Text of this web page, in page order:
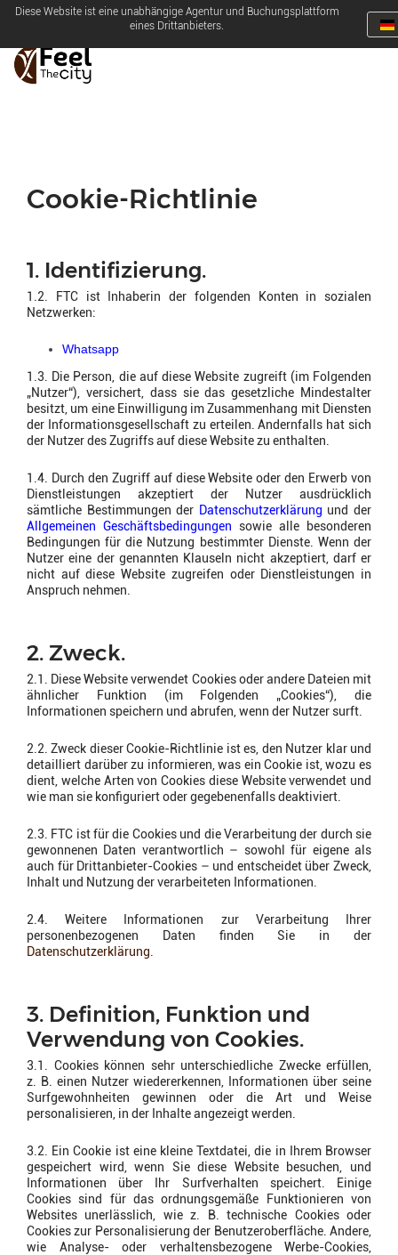
Diese Website ist eine unabhängige Agentur und Buchungsplattform
eines Drittanbieters.
Cookie-Richtlinie
1. Identifizierung.
1.2. FTC ist Inhaberin der folgenden Konten in sozialen
Netzwerken:
Whatsapp
1.3. Die Person, die auf diese Website zugreift (im Folgenden
„Nutzer“), versichert, dass sie das gesetzliche Mindestalter
besitzt, um eine Einwilligung im Zusammenhang mit Diensten
der Informationsgesellschaft zu erteilen. Andernfalls hat sich
der Nutzer des Zugriffs auf diese Website zu enthalten.
1.4. Durch den Zugriff auf diese Website oder den Erwerb von
Dienstleistungen akzeptiert der Nutzer ausdrücklich
sämtliche Bestimmungen der Datenschutzerklärung und der
Allgemeinen Geschäftsbedingungen sowie alle besonderen
Bedingungen für die Nutzung bestimmter Dienste. Wenn der
Nutzer eine der genannten Klauseln nicht akzeptiert, darf er
nicht auf diese Website zugreifen oder Dienstleistungen in
Anspruch nehmen.
2. Zweck.
2.1. Diese Website verwendet Cookies oder andere Dateien mit
ähnlicher Funktion (im Folgenden „Cookies“), die
Informationen speichern und abrufen, wenn der Nutzer surft.
2.2. Zweck dieser Cookie-Richtlinie ist es, den Nutzer klar und
detailliert darüber zu informieren, was ein Cookie ist, wozu es
dient, welche Arten von Cookies diese Website verwendet und
wie man sie konfiguriert oder gegebenenfalls deaktiviert.
2.3. FTC ist für die Cookies und die Verarbeitung der durch sie
gewonnenen Daten verantwortlich – sowohl für eigene als
auch für Drittanbieter-Cookies – und entscheidet über Zweck,
Inhalt und Nutzung der verarbeiteten Informationen.
2.4. Weitere Informationen zur Verarbeitung Ihrer
personenbezogenen Daten finden Sie in der
Datenschutzerklärung
3. Definition, Funktion und
Verwendung von Cookies.
3.1. Cookies können sehr unterschiedliche Zwecke erfüllen,
z. B. einen Nutzer wiedererkennen, Informationen über seine
Surfgewohnheiten gewinnen oder die Art und Weise
personalisieren, in der Inhalte angezeigt werden.
3.2. Ein Cookie ist eine kleine Textdatei, die in Ihrem Browser
gespeichert wird, wenn Sie diese Website besuchen, und
Informationen über Ihr Surfverhalten speichert. Einige
Cookies sind für das ordnungsgemäße Funktionieren von
Websites unerlässlich, wie z. B. technische Cookies oder
Cookies zur Personalisierung der Benutzeroberfläche. Andere,
wie Analyse- oder verhaltensbezogene Werbe-Cookies,